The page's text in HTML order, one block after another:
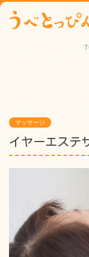
マッサージ
イヤーエステ